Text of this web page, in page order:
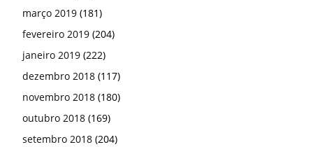
março 2019 (181)
fevereiro 2019 (204)
janeiro 2019 (222)
dezembro 2018 (117)
novembro 2018 (180)
outubro 2018 (169)
setembro 2018 (204)